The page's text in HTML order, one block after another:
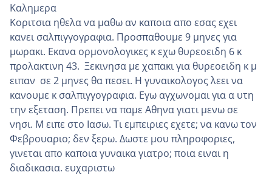
Καλημερα
Κοριτσια ηθελα να μαθω αν καποια απο εσας εχει
κανει σαλπιγγογραφια. Προσπαθουμε 9 μηνες για
μωρακι. Εκανα ορμονολογικες κ εχω θυρεοειδη 6 κ
προλακτινη 43. Ξεκινησα με χαπακι για θυρεοειδη κ μ
ειπαν σε 2 μηνες θα πεσει. Η γυναικολογος λεει να
κανουμε κ σαλπιγγογραφια. Εγω αγχωνομαι για α υτη
την εξεταση. Πρεπει να παμε Αθηνα γιατι μενω σε
νησι. Μ ειπε στο Ιασω. Τι εμπειριες εχετε; να κανω τον
Φεβρουαριο; δεν ξερω. Δωστε μου πληροφοριες,
γινεται απο καποια γυναικα γιατρο; ποια ειναι η
διαδικασια. ευχαριστω